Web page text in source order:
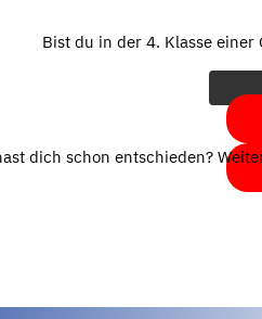
Bist du in der 4. Klasse
dich schon entschieden?